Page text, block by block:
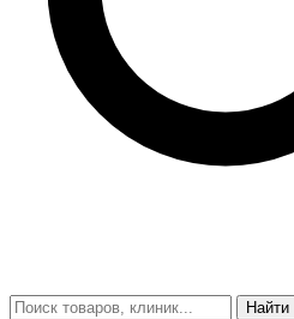
Найти